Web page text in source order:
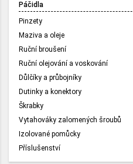
Páčidla
Pinzety
Maziva a oleje
Ruční broušení
Ruční olejování a voskování
Důlčíky a průbojníky
Dutinky a konektory
Škrabky
Vytahováky zalomených šroubů
Izolované pomůcky
Příslušenství